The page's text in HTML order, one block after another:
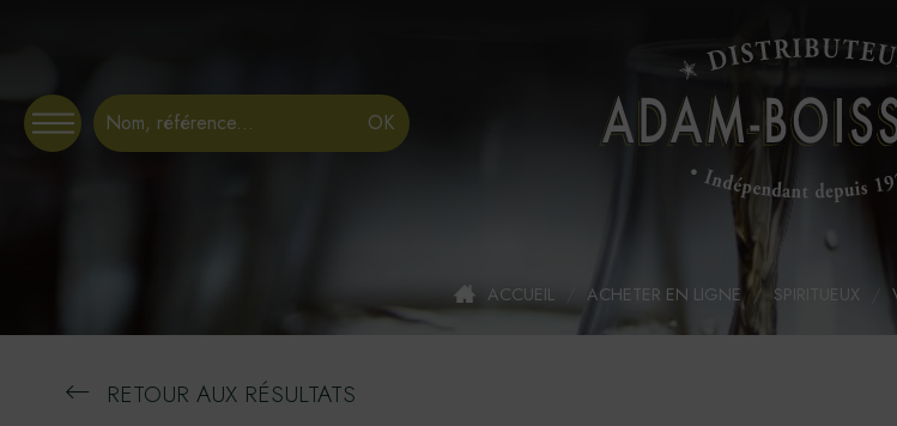
ACCUEIL ACHETER EN LIGNE / SPIRITUEUX
RETOUR AUX RÉSULTATS